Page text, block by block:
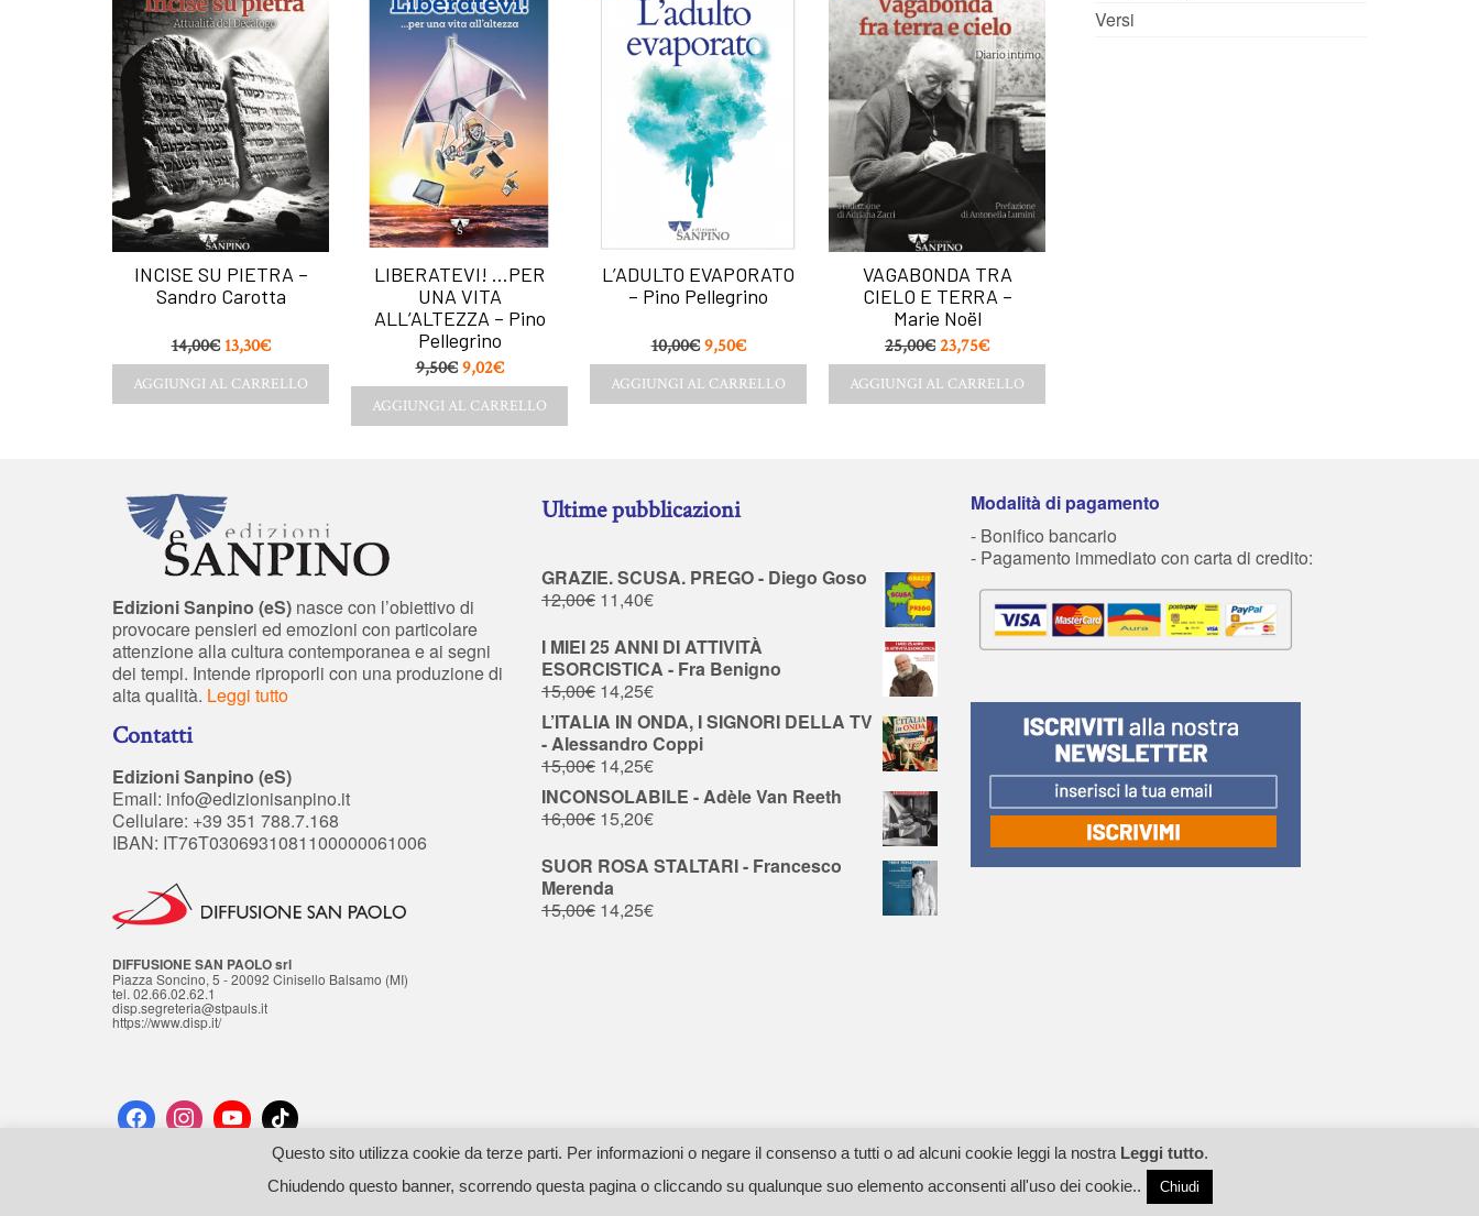
INCISE SU PIETRA –
Sandro Carotta
14,00€ 13,30€
AGGIUNGI AL CARRELLO
LIBERATEVI! …PER
UNA VITA
ALL’ALTEZZA – Pino
Pellegrino
9,50€ 9,02€
AGGIUNGI AL CARRELLO
L’ADULTO EVAPORATO
– Pino Pellegrino
10,00€ 9,50€
AGGIUNGI AL CARRELLO
VAGABONDA TRA
CIELO E TERRA –
Marie Noël
25,00€23,75€
AGGIUNGI AL CARRELLO
Versi
Edizioni Sanpino (eS) nasce con l’obiettivo di
provocare pensieri ed emozioni con particolare
attenzione alla cultura contemporanea e ai segni
dei tempi. Intende riproporli con una produzione di
alta qualità. Leggi tutto
Contatti
Edizioni Sanpino (eS)
Email: info@edizionisanpino.it
Cellulare: +39 351 788.7.168
IBAN: IT76T0306931081100000061006
DIFFUSIONE SAN PAOLO srl
Piazza Soncino, 5 - 20092 Cinisello Balsamo (MI)
tel. 02.66.02.62.1
disp.segreteria@stpauls.it
https://www.disp.it/
Ultime pubblicazioni
GRAZIE. SCUSA. PREGO - Diego Goso
12,00€ 11,40€
I MIEI 25 ANNI DI ATTIVITÀ
ESORCISTICA - Fra Benigno
15,00€ 14,25€
L’ITALIA IN ONDA, I SIGNORI DELLA TV
- Alessandro Coppi
15,00€ 14,25€
INCONSOLABILE - Adèle Van Reeth
16,00€ 15,20€
SUOR ROSA STALTARI - Francesco
Merenda
15,00€ 14,25€
Modalità di pagamento
- Bonifico bancario
- Pagamento immediato con carta di credito:
© 2026 Edizioni SANPINO - P.iva: 11962280019 - Cod.Fisc: FLRCST64A42C351E -Privacy - Cookie Policy- Web by adesign
Questo sito utilizza cookie da terze parti. Per informazioni o negare il consenso a tutti o ad alcuni cookie leggi la nostra Leggi tutto.
Chiudendo questo banner, scorrendo questa pagina o cliccando su qualunque suo elemento acconsenti all'uso dei cookie..
Chiudi